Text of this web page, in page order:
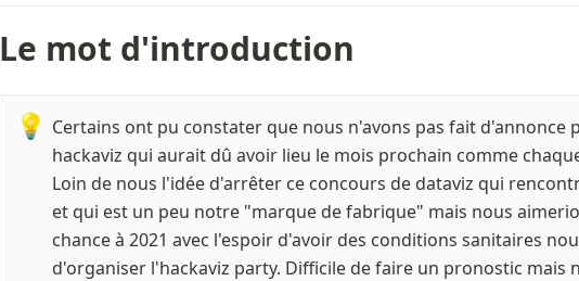
Le mot d'introduction
💡 Certains ont pu constater que nous n'avons pas fait d'annonce
hackaviz qui aurait dû avoir lieu le mois prochain comme
Loin de nous l'idée d'arrêter ce concours de dataviz qui
et qui est un peu notre "marque de fabrique" mais nous
chance à 2021 avec l'espoir d'avoir des conditions sanitaires
d'organiser l'hackaviz party. Difficile de faire un pronostic mais